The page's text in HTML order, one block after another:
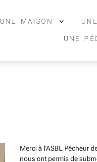
UNE MAISON
UNE
Merci à l’ASBL Pêcheur
nous ont permis de